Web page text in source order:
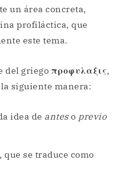
un área concreta,
profiláctica, que
este tema.
del griego προφυλαξις,
siguiente manera:
idea de anteso previo
que se traduce como